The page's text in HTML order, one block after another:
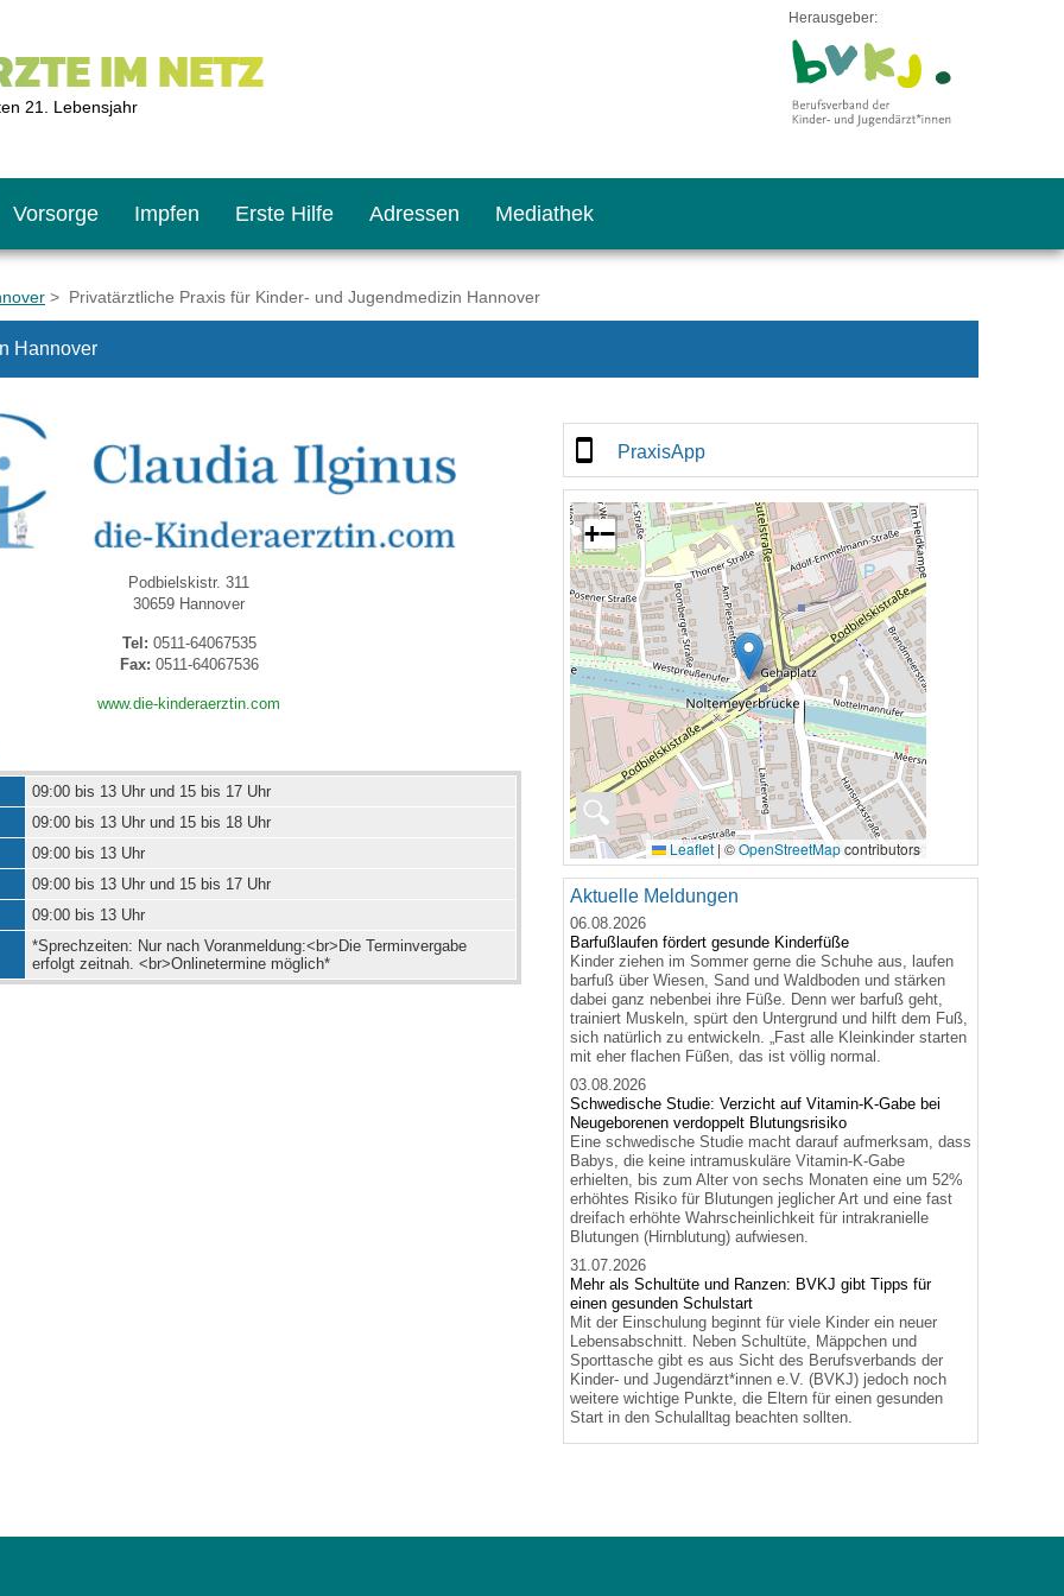
IM NETZ
21. Lebensjahr
Herausgeber:
Vorsorge Impfen Erste Hilfe Adressen Mediathek
Bildschirmmediengebrauch
> Privatärztliche Praxis für Kinder- und Jugendmedizin Hannover
Hannover
Podbielskistr. 311
30659 Hannover
Tel: 0511-64067535
Fax: 0511-64067536
www.die-kinderaerztin.com
09:00 bis 13 Uhr und 15 bis 17 Uhr
09:00 bis 13 Uhr und 15 bis 18 Uhr
09:00 bis 13 Uhr
09:00 bis 13 Uhr und 15 bis 17 Uhr
09:00 bis 13 Uhr
*Sprechzeiten: Nur nach Voranmeldung:<br>Die Terminvergabe
erfolgt zeitnah. <br>Onlinetermine möglich*
PraxisApp
🔍
+−
Leaflet | ©OpenStreetMapcontributors
Aktuelle Meldungen
06.08.2026
Barfußlaufen fördert gesunde Kinderfüße
Kinder ziehen im Sommer gerne die Schuhe aus, laufen
barfuß über Wiesen, Sand und Waldboden und stärken
dabei ganz nebenbei ihre Füße. Denn wer barfuß geht,
trainiert Muskeln, spürt den Untergrund und hilft dem Fuß,
sich natürlich zu entwickeln. „Fast alle Kleinkinder starten
mit eher flachen Füßen, das ist völlig normal.
03.08.2026
Schwedische Studie: Verzicht auf Vitamin-K-Gabe bei
Neugeborenen verdoppelt Blutungsrisiko
Eine schwedische Studie macht darauf aufmerksam, dass
Babys, die keine intramuskuläre Vitamin-K-Gabe
erhielten, bis zum Alter von sechs Monaten eine um 52%
erhöhtes Risiko für Blutungen jeglicher Art und eine fast
dreifach erhöhte Wahrscheinlichkeit für intrakranielle
Blutungen (Hirnblutung) aufwiesen.
31.07.2026
Mehr als Schultüte und Ranzen: BVKJ gibt Tipps für
einen gesunden Schulstart
Mit der Einschulung beginnt für viele Kinder ein neuer
Lebensabschnitt. Neben Schultüte, Mäppchen und
Sporttasche gibt es aus Sicht des Berufsverbands der
Kinder- und Jugendärzt*innen e.V. (BVKJ) jedoch noch
weitere wichtige Punkte, die Eltern für einen gesunden
Start in den Schulalltag beachten sollten.